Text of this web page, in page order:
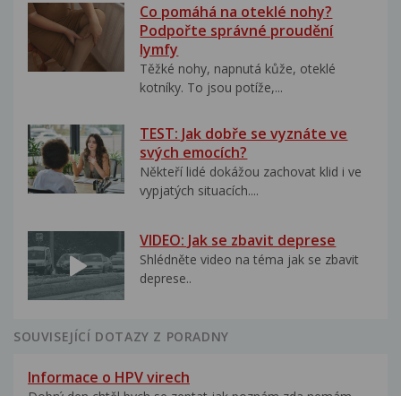
Co pomáhá na oteklé nohy?
Podpořte správné proudění
lymfy
Těžké nohy, napnutá kůže, oteklé
kotníky. To jsou potíže,...
TEST: Jak dobře se vyznáte ve
svých emocích?
Někteří lidé dokážou zachovat klid i ve
vypjatých situacích....
VIDEO: Jak se zbavit deprese
Shlédněte video na téma jak se zbavit
deprese..
SOUVISEJÍCÍ DOTAZY Z PORADNY
Informace o HPV virech